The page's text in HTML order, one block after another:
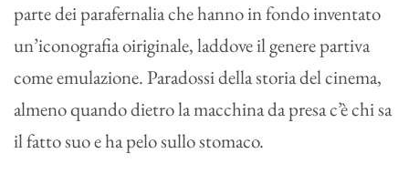
parte dei parafernalia che hanno in fondo inventato
un’iconografia oiriginale, laddove il genere partiva
come emulazione. Paradossi della storia del cinema,
almeno quando dietro la macchina da presa c’è chi sa
il fatto suo e ha pelo sullo stomaco.